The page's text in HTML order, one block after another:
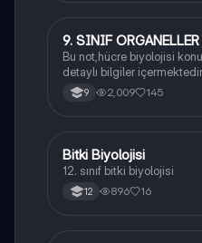
Biyoloji
9. SINIF ORGANELLER
Bu not,hücre biyolojisi
detaylı bilgiler
yapısı,fonksiyonları ve
açıklanmaktadır.
9 2,009 145
Biyoloji
Bitki Biyolojisi
12. sınıf bitki biyolojisi
12 896 16